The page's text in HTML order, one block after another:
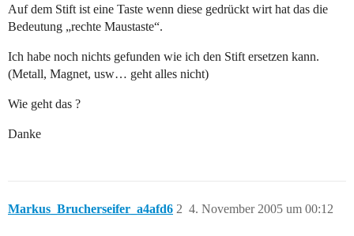
Auf dem Stift ist eine Taste wenn diese gedrückt wirt hat das die
Bedeutung „rechte Maustaste“.
Ich habe noch nichts gefunden wie ich den Stift ersetzen kann.
(Metall, Magnet, usw… geht alles nicht)
Wie geht das ?
Danke
Markus_Brucherseifer_a4afd6 4. November 2005 um 00:12
2